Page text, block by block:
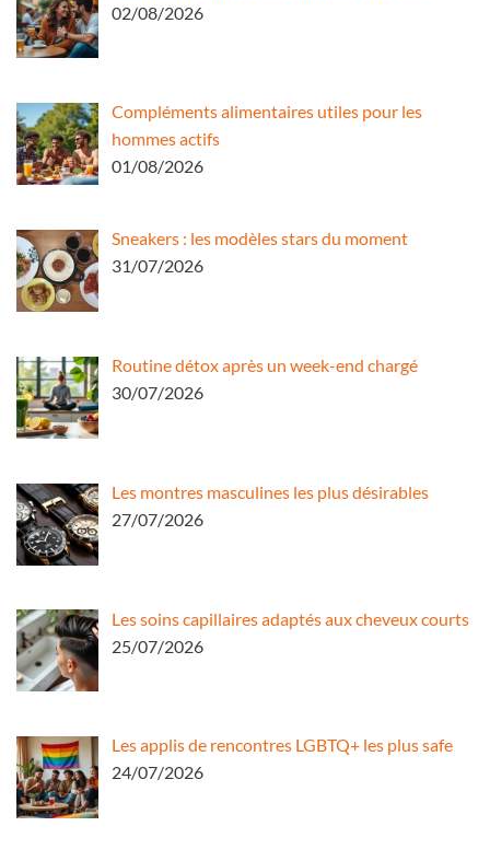
02/08/2026
Compléments alimentaires utiles pour les
hommes actifs
01/08/2026
Sneakers : les modèles stars du moment
31/07/2026
Routine détox après un week-end chargé
30/07/2026
Les montres masculines les plus désirables
27/07/2026
Les soins capillaires adaptés aux cheveux courts
25/07/2026
Les applis de rencontres LGBTQ+ les plus safe
24/07/2026